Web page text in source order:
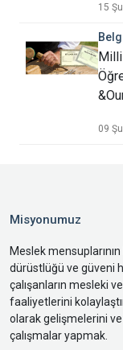
15
Milli
09
Misyonumuz
Meslek
dürüstlüğü ve güveni
çalışanların mesleki
faaliyetlerini
olarak gelişmelerini
çalışmalar yapmak.